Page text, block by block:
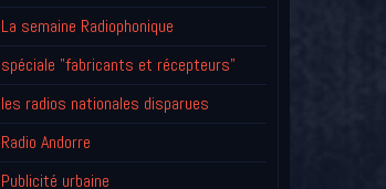
La semaine Radiophonique
spéciale "fabricants et récepteurs"
les radios nationales disparues
Radio Andorre
Publicité urbaine